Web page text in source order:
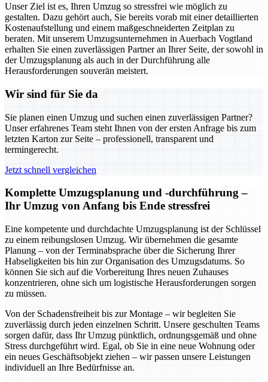
Unser Ziel ist es, Ihren Umzug so stressfrei wie möglich zu
gestalten. Dazu gehört auch, Sie bereits vorab mit einer detaillierten
Kostenaufstellung und einem maßgeschneiderten Zeitplan zu
beraten. Mit unserem Umzugsunternehmen in Auerbach Vogtland
erhalten Sie einen zuverlässigen Partner an Ihrer Seite, der sowohl in
der Umzugsplanung als auch in der Durchführung alle
Herausforderungen souverän meistert.
Wir sind für Sie da
Sie planen einen Umzug und suchen einen zuverlässigen Partner?
Unser erfahrenes Team steht Ihnen von der ersten Anfrage bis zum
letzten Karton zur Seite – professionell, transparent und
termingerecht.
Jetzt schnell vergleichen
Komplette Umzugsplanung und -durchführung –
Ihr Umzug von Anfang bis Ende stressfrei
Eine kompetente und durchdachte Umzugsplanung ist der Schlüssel
zu einem reibungslosen Umzug. Wir übernehmen die gesamte
Planung – von der Terminabsprache über die Sicherung Ihrer
Habseligkeiten bis hin zur Organisation des Umzugsdatums. So
können Sie sich auf die Vorbereitung Ihres neuen Zuhauses
konzentrieren, ohne sich um logistische Herausforderungen sorgen
zu müssen.
Von der Schadensfreiheit bis zur Montage – wir begleiten Sie
zuverlässig durch jeden einzelnen Schritt. Unsere geschulten Teams
sorgen dafür, dass Ihr Umzug pünktlich, ordnungsgemäß und ohne
Stress durchgeführt wird. Egal, ob Sie in eine neue Wohnung oder
ein neues Geschäftsobjekt ziehen – wir passen unsere Leistungen
individuell an Ihre Bedürfnisse an.